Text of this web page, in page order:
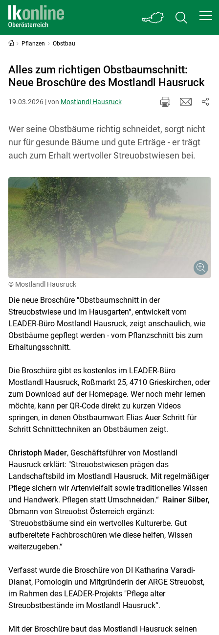
Skip to main content
Pflanzen Obstbau
Alles zum richtigen Obstbaumschnitt:
Neue Broschüre des Mostlandl Hausruck
19.03.2026 | von Mostlandl Hausruck
Wer seine Obstbäume richtig schneidet, sorgt nicht
nur für gesunde Bäume und gute Erträge - er trägt
auch zum Erhalt wertvoller Streuobstwiesen bei.
© Mostlandl Hausruck
Die neue Broschüre "Obstbaumschnitt in der
Streuobstwiese und im Hausgarten“, entwickelt vom
LEADER-Büro Mostlandl Hausruck, zeigt anschaulich, wie
Obstbäume gepflegt werden - vom Pflanzschnitt bis zum
Erhaltungsschnitt.
Die Broschüre gibt es kostenlos im LEADER-Büro
Mostlandl Hausruck, Roßmarkt 25, 4710 Grieskirchen, oder
zum Download auf der Homepage. Wer noch mehr lernen
möchte, kann per QR-Code direkt zu kurzen Videos
springen, in denen Obstbaumwart Elias Auer Schritt für
Schritt Schnitttechniken an Obstbäumen zeigt.
Christoph Mader, Geschäftsführer von Mostlandl
Hausruck erklärt: "Streuobstwiesen prägen das
Landschaftsbild im Mostlandl Hausruck. Mit regelmäßiger
Pflege sichern wir Artenvielfalt sowie traditionelles Wissen
und Handwerk. Pflegen statt Umschneiden.“ Rainer Silber,
Obmann von Streuobst Österreich ergänzt:
"Streuobstbäume sind ein wertvolles Kulturerbe. Gut
aufbereitete Fachbroschüren wie diese helfen, Wissen
weiterzugeben.“
Verfasst wurde die Broschüre von DI Katharina Varadi-
Dianat, Pomologin und Mitgründerin der ARGE Streuobst,
im Rahmen des LEADER-Projekts "Pflege alter
Streuobstbestände im Mostlandl Hausruck“.
Mit der Broschüre baut das Mostlandl Hausruck seinen